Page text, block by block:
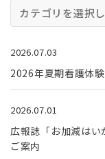
カテゴリを選択
2026.07.03
2026年夏期看護体
2026.07.01
広報誌「お加減は
ご案内